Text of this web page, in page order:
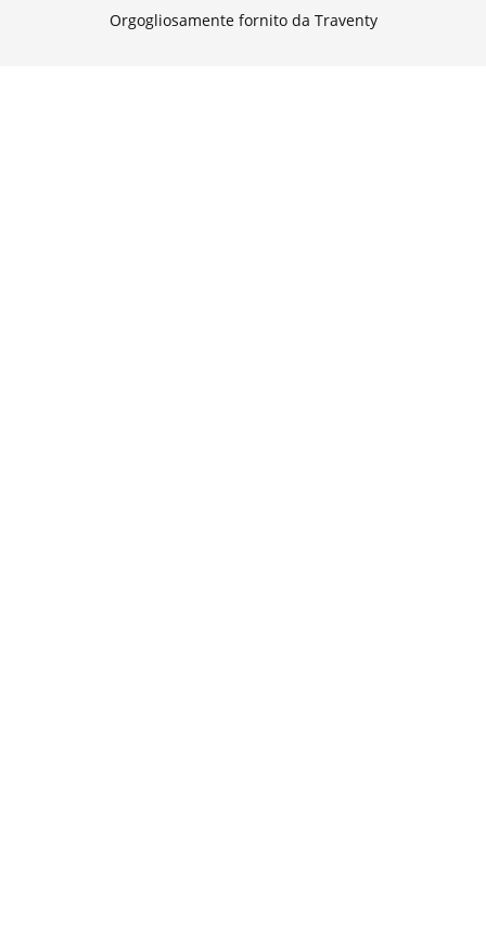
Orgogliosamente fornito da Traventy